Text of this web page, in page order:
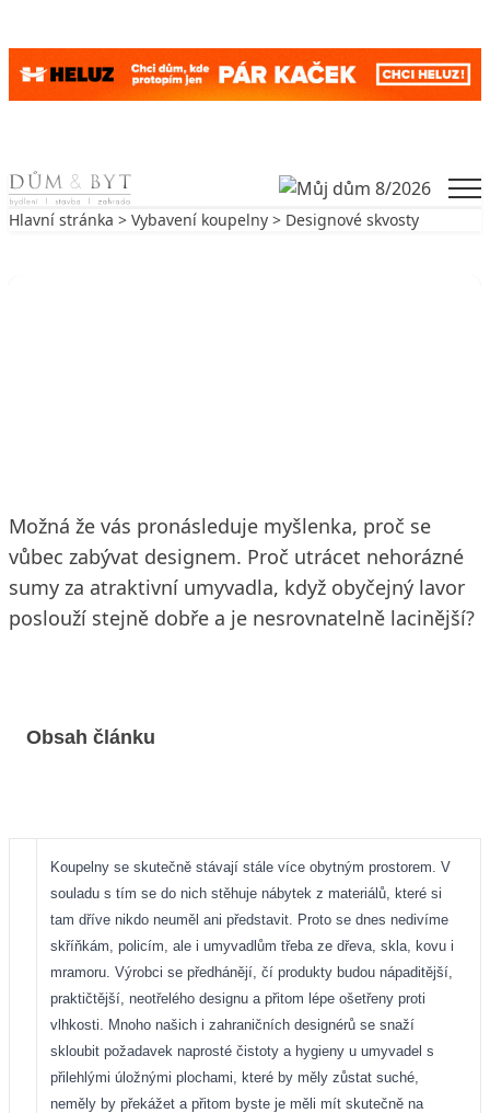
Skip to content
Hlavní stránka > Vybavení koupelny > Designové skvosty
Možná že vás pronásleduje myšlenka, proč se
vůbec zabývat designem. Proč utrácet nehorázné
sumy za atraktivní umyvadla, když obyčejný lavor
poslouží stejně dobře a je nesrovnatelně lacinější?
Obsah článku
Koupelny se skutečně stávají stále více obytným prostorem. V
souladu s tím se do nich stěhuje nábytek z materiálů, které si
tam dříve nikdo neuměl ani představit. Proto se dnes nedivíme
skříňkám, policím, ale i umyvadlům třeba ze dřeva, skla, kovu i
mramoru. Výrobci se předhánějí, čí produkty budou nápaditější,
praktičtější, neotřelého designu a přitom lépe ošetřeny proti
vlhkosti. Mnoho našich i zahraničních designérů se snaží
skloubit požadavek naprosté čistoty a hygieny u umyvadel s
přilehlými úložnými plochami, které by měly zůstat suché,
neměly by překážet a přitom byste je měli mít skutečně na